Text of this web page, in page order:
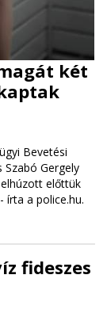
két
Bevetési
Gergely
előttük
írta a police.hu.
fideszes